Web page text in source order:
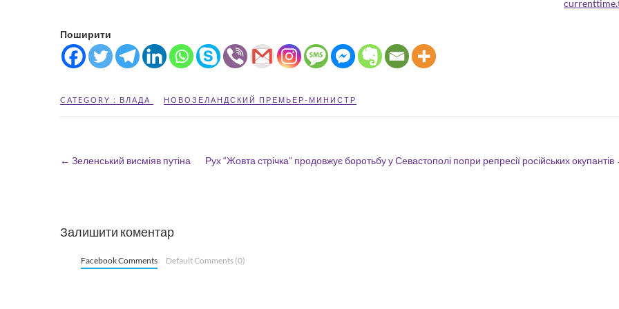
Поширити
CATEGORY : ВЛАДА НОВОЗЕЛАНДСКИЙ ПРЕМЬЕР-МИНИСТР
← Зеленський висміяв путіна Рух “Жовта стрічка” продовжує боротьбу у Севастополі попри репресії російських окупантів
Залишити коментар
Facebook Comments Default Comments (0)